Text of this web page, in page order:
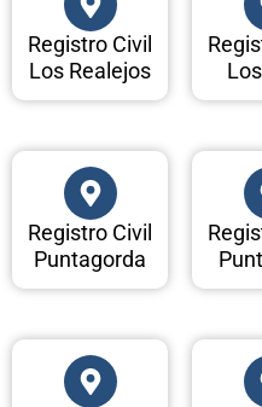
Registro Civil
Los Realejos
Registro Civil
Puntagorda